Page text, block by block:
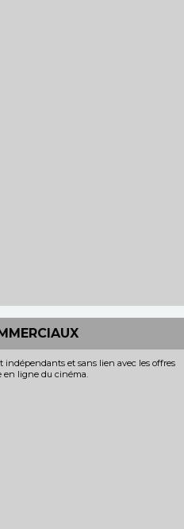
et sans lien avec les offres
en ligne du cinéma.